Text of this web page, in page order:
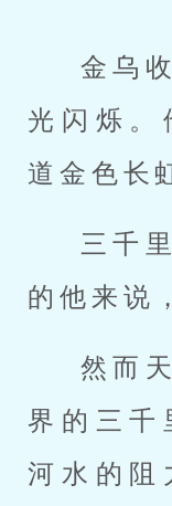
金乌
光闪烁。
道金色长
三千
的他来说
然而
界的三千
河水的阻